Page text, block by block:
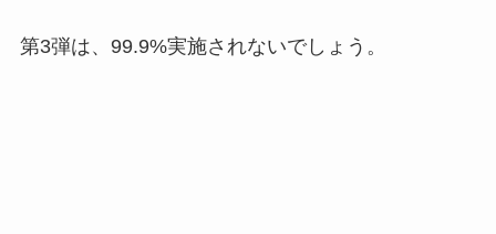
第3弾は、99.9%実施されないでしょう。